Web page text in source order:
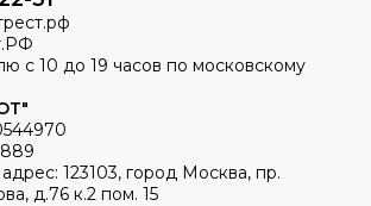
с 10 до 19 часов по московскому
123103, город Москва, пр.
д.76 к.2 пом. 15